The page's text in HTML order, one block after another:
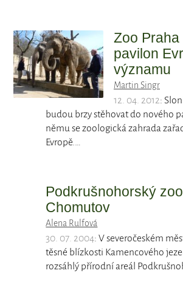
Zoo
pavilon
významu
Martin Singr
12. 04. 2012:
budou brzy stěhovat do nového
němu se zoologická zahrada
Evropě.…
Podkrušnohorský
Chomutov
Alena Rulfová
30. 07. 2004: V severočeském
těsné blízkosti Kamencového
rozsáhlý přírodní areál